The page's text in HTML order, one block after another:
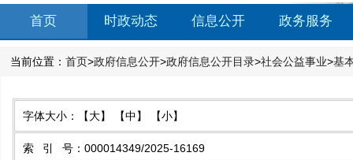
首页 时政动态 信息公开 政务服务
当前位置： 首页>政府信息公开>政府信息公开目录>社会公益事业>基
字体大小： 【大】 【中】 【小】
索引号 ： 000014349/2025-16169